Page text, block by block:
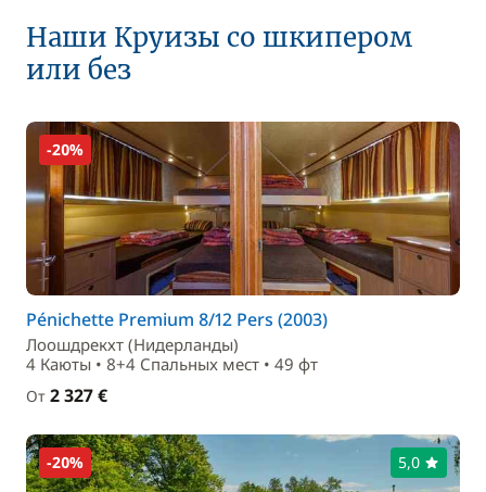
Наши Круизы со шкипером
или без
-20%
Pénichette Premium 8/12 Pers (2003)
Лоошдрекхт (Нидерланды)
4 Каюты • 8+4 Спальныx мест • 49 фт
От 2 327 €
-20% 5,0